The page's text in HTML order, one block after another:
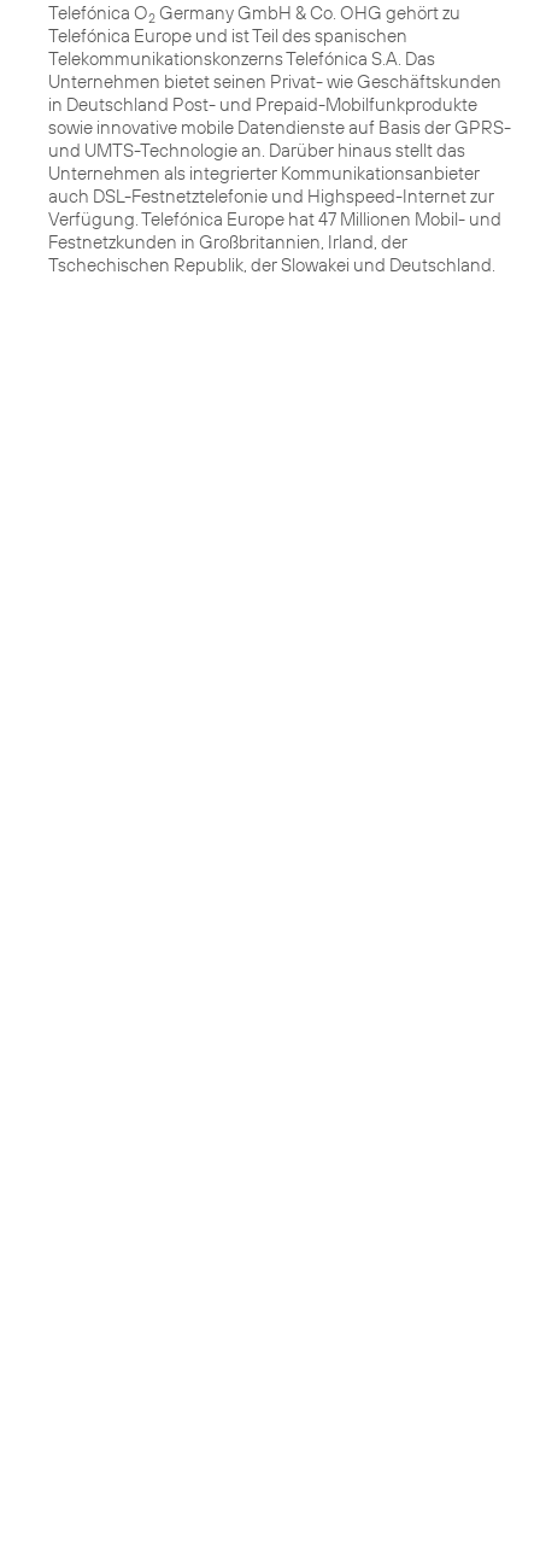
Telefónica O2 Germany GmbH & Co. OHG gehört zu
Telefónica Europe und ist Teil des spanischen
Telekommunikationskonzerns Telefónica S.A. Das
Unternehmen bietet seinen Privat- wie Geschäftskunden
in Deutschland Post- und Prepaid-Mobilfunkprodukte
sowie innovative mobile Datendienste auf Basis der GPRS-
und UMTS-Technologie an. Darüber hinaus stellt das
Unternehmen als integrierter Kommunikationsanbieter
auch DSL-Festnetztelefonie und Highspeed-Internet zur
Verfügung. Telefónica Europe hat 47 Millionen Mobil- und
Festnetzkunden in Großbritannien, Irland, der
Tschechischen Republik, der Slowakei und Deutschland.